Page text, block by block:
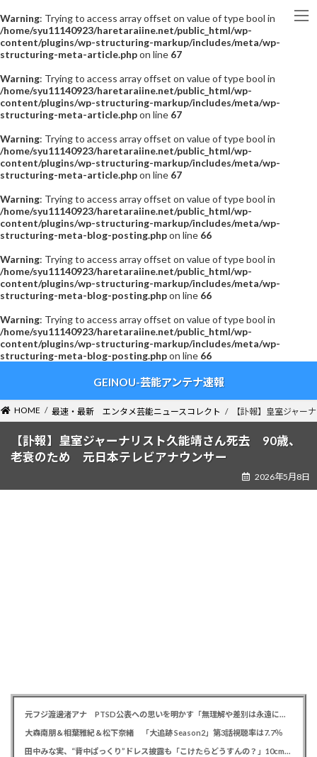
Warning: Trying to access array offset on value of type bool in
/home/syu11140923/haretaraiine.net/public_html/wp-
content/plugins/wp-structuring-markup/includes/meta/wp-
structuring-meta-article.phpon line 67
Warning: Trying to access array offset on value of type bool in
/home/syu11140923/haretaraiine.net/public_html/wp-
content/plugins/wp-structuring-markup/includes/meta/wp-
structuring-meta-article.phpon line 67
Warning: Trying to access array offset on value of type bool in
/home/syu11140923/haretaraiine.net/public_html/wp-
content/plugins/wp-structuring-markup/includes/meta/wp-
structuring-meta-article.phpon line 67
Warning: Trying to access array offset on value of type bool in
/home/syu11140923/haretaraiine.net/public_html/wp-
content/plugins/wp-structuring-markup/includes/meta/wp-
structuring-meta-blog-posting.phpon line 66
Warning: Trying to access array offset on value of type bool in
/home/syu11140923/haretaraiine.net/public_html/wp-
content/plugins/wp-structuring-markup/includes/meta/wp-
structuring-meta-blog-posting.phpon line 66
Warning: Trying to access array offset on value of type bool in
/home/syu11140923/haretaraiine.net/public_html/wp-
content/plugins/wp-structuring-markup/includes/meta/wp-
structuring-meta-blog-posting.phpon line 66
ン
ツ
ー
シ
GEINOU-芸能アンテナ速報
HOME 最速・最新 エンタメ芸能ニュースコレクト 【訃報】皇室ジャ
【訃報】皇室ジャーナリスト久能靖さん死去 90歳、
老衰のため 元日本テレビアナウンサー
2026年5月8日
元フジ渡邊渚アナ PTSD公表への思いを明かす「無理解や差別は永遠に変わらない」「同じ病気になったことのない人間にはわからない」
大森南朋＆相葉雅紀＆松下奈緒 「大追跡 Season2」第3話視聴率は7.7％
田中みな実、“背中ぱっくり”ドレス披露も「こけたらどうすんの？」10cm超ヒールに心配の声寄せられる